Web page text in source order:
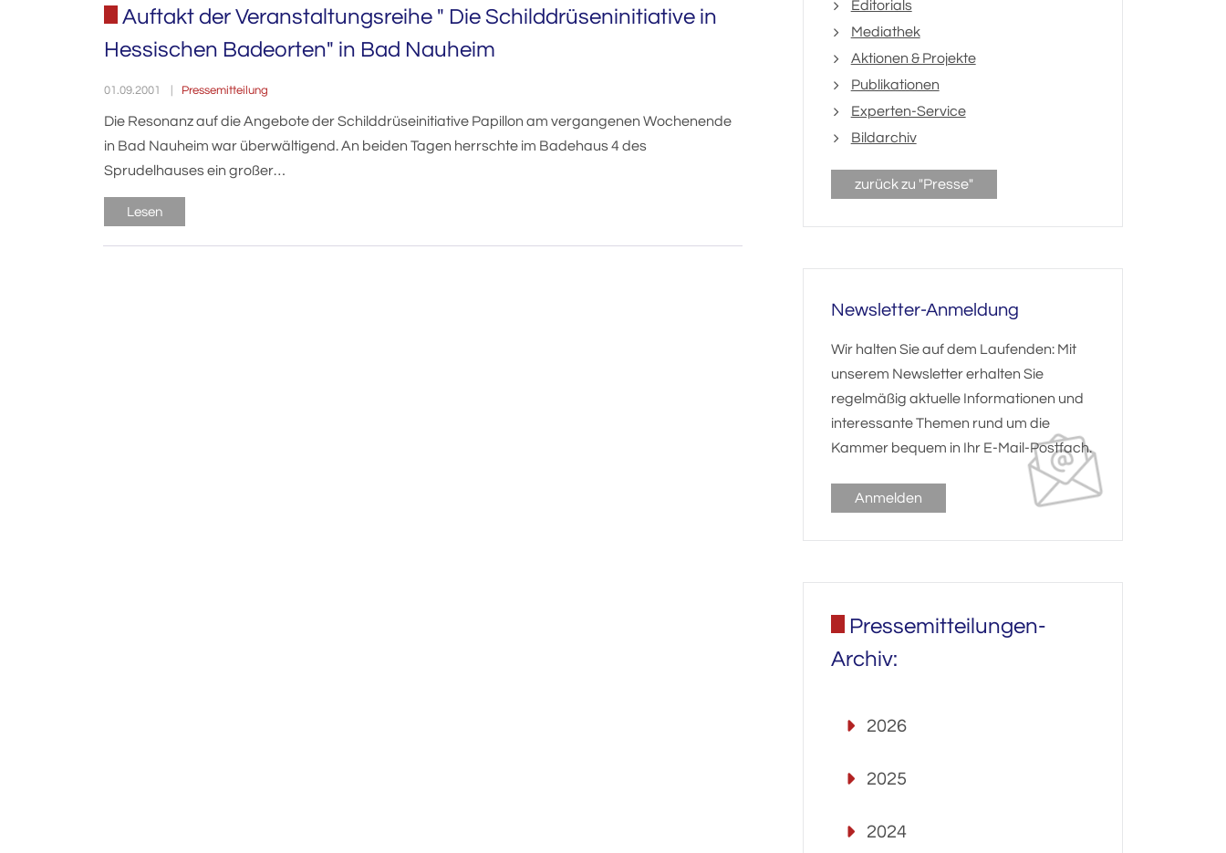
Auftakt der Veranstaltungsreihe " Die Schilddrüseninitiative in
Hessischen Badeorten" in Bad Nauheim
01.09.2001 Pressemitteilung
Die Resonanz auf die Angebote der Schilddrüseinitiative Papillon am vergangenen Wochenende
in Bad Nauheim war überwältigend. An beiden Tagen herrschte im Badehaus 4 des
Sprudelhauses ein großer…
Lesen
Editorials
Mediathek
Aktionen & Projekte
Publikationen
Experten-Service
Bildarchiv
zurück zu "Presse"
Newsletter-Anmeldung
Wir halten Sie auf dem Laufenden: Mit
unserem Newsletter erhalten Sie
regelmäßig aktuelle Informationen und
interessante Themen rund um die
Kammer bequem in Ihr E-Mail-Postfach.
Anmelden
Pressemitteilungen-
Archiv:
2026
2025
2024